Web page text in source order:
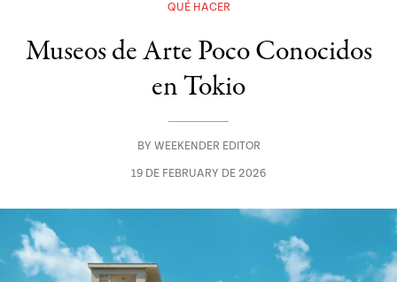
QUÉ HACER
Museos de Arte Poco Conocidos
en Tokio
BY WEEKENDER EDITOR
19 DE FEBRUARY DE 2026